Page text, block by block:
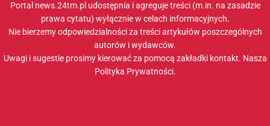
Portal news.24tm.pl udostępnia i agreguje treści (m.in. na zasadzie
prawa cytatu) wyłącznie w celach informacyjnych.
Nie bierzemy odpowiedzialności za treści artykułów poszczególnych
autorów i wydawców.
Uwagi i sugestie prosimy kierować za pomocą zakładki kontakt. Nasza
Polityka Prywatności.